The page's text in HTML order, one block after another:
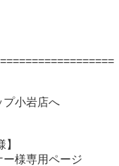
小岩店へ
様専用ページ